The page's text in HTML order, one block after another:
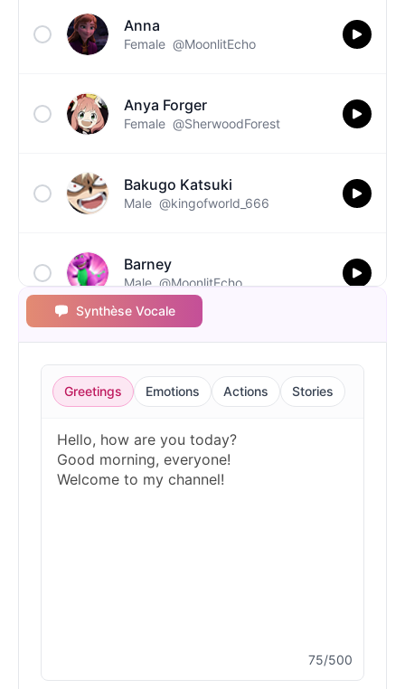
Anna
Female @MoonlitEcho
Anya Forger
Female @SherwoodForest
Bakugo Katsuki
Male @kingofworld_666
Barney
Male @MoonlitEcho
Bluey
Female @EchoVale
Male @IdeaSynth
Male @SilentNova
Synthèse Vocale
Greetings Emotions Actions Stories
75/500